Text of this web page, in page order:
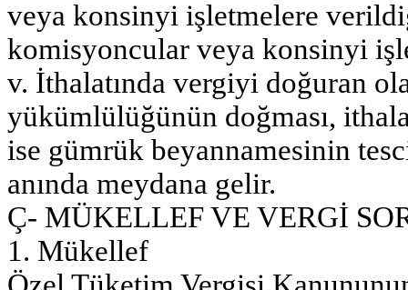
veya konsinyi işletmelere
komisyoncular veya konsinyi
v. İthalatında vergiyi doğuran
yükümlülüğünün doğması,
ise gümrük beyannamesinin
anında meydana gelir.
Ç- MÜKELLEF VE VERGİ
1. Mükellef